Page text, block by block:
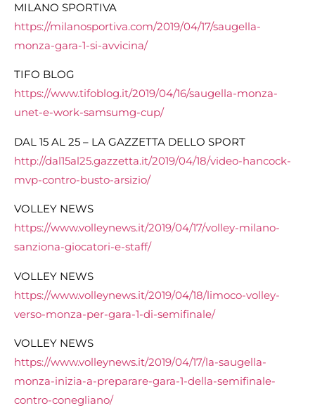
MILANO SPORTIVA
https://milanosportiva.com/2019/04/17/saugella-
monza-gara-1-si-avvicina/
TIFO BLOG
https://www.tifoblog.it/2019/04/16/saugella-monza-
unet-e-work-samsumg-cup/
DAL 15 AL 25 – LA GAZZETTA DELLO SPORT
http://dal15al25.gazzetta.it/2019/04/18/video-hancock-
mvp-contro-busto-arsizio/
VOLLEY NEWS
https://www.volleynews.it/2019/04/17/volley-milano-
sanziona-giocatori-e-staff/
VOLLEY NEWS
https://www.volleynews.it/2019/04/18/limoco-volley-
verso-monza-per-gara-1-di-semifinale/
VOLLEY NEWS
https://www.volleynews.it/2019/04/17/la-saugella-
monza-inizia-a-preparare-gara-1-della-semifinale-
contro-conegliano/